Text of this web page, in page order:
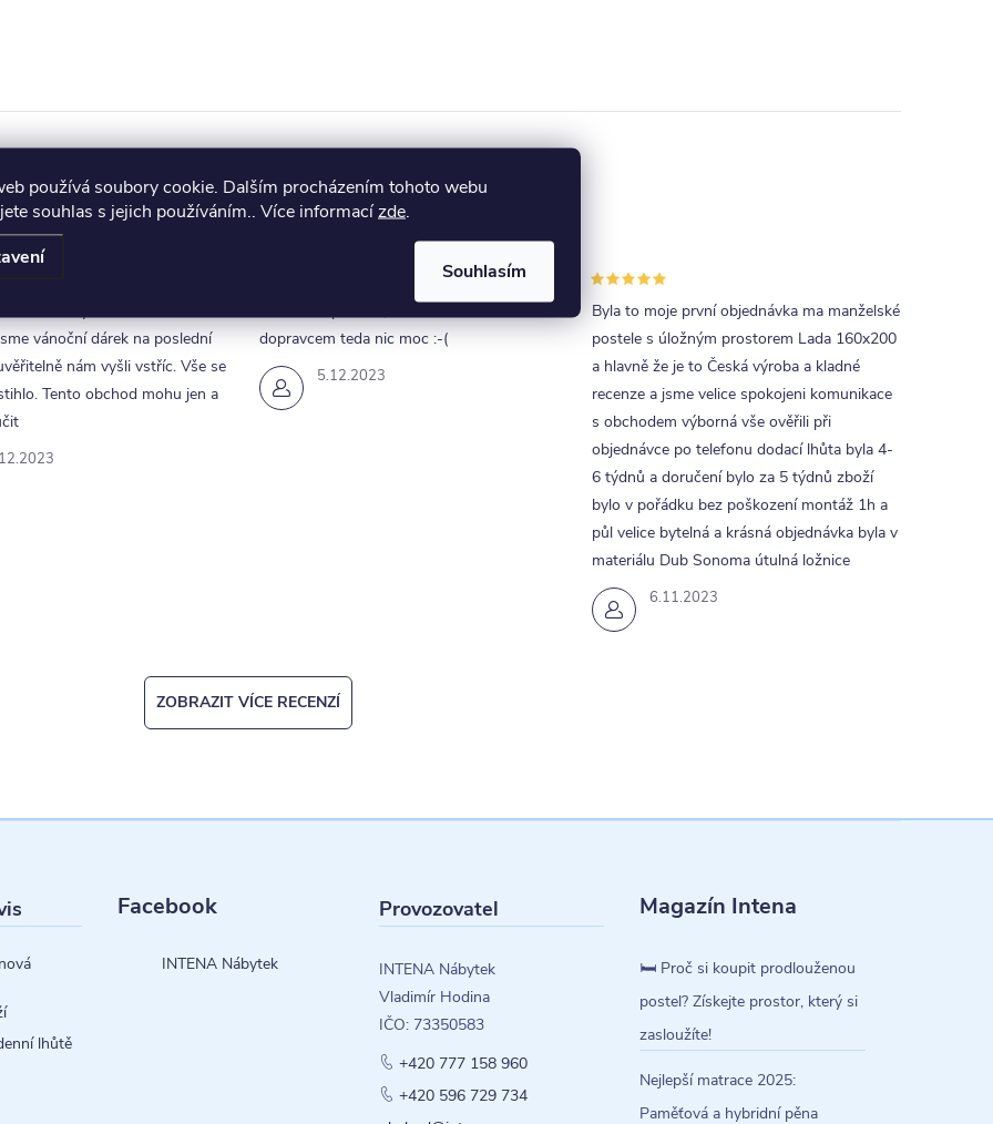
používá soubory cookie. Dalším procházením tohoto webu
souhlas s jejich používáním.. Více informacízde.
Souhlasím
vánoční dárek na poslední
nám vyšli vstříc. Vše se
Tento obchod mohu jen a
5.12.2023
dopravcem teda nic moc :-(
6.11.2023
Byla to moje první objednávka ma manželské
postele s úložným prostorem Lada 160x200
a hlavně že je to Česká výroba a kladné
recenze a jsme velice spokojeni komunikace
s obchodem výborná vše ověřili při
objednávce po telefonu dodací lhůta byla 4-
6 týdnů a doručení bylo za 5 týdnů zboží
bylo v pořádku bez poškození montáž 1h a
půl velice bytelná a krásná objednávka byla v
materiálu Dub Sonoma útulná ložnice
ZOBRAZIT VÍCE RECENZÍ
lhůtě
Facebook
INTENA Nábytek
Provozovatel
INTENA Nábytek
Vladimír Hodina
IČO: 73350583
+420 777 158 960
+420 596 729 734
Magazín Intena
🛏️ Proč si koupit prodlouženou
postel? Získejte prostor, který si
zasloužíte!
Nejlepší matrace 2025:
Paměťová a hybridní pěna